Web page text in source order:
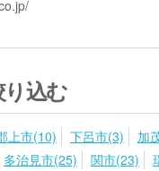
込む
上市(10) 下呂市(3) 加
多治見市(25) 関市(23)